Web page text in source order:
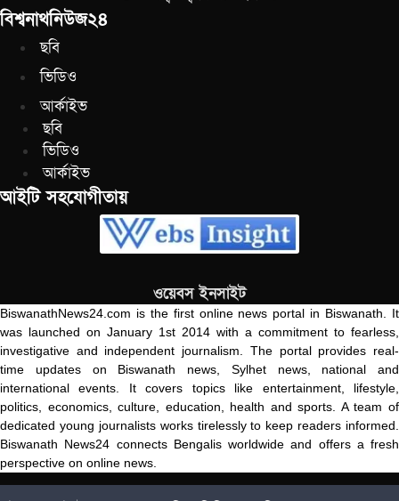
বিশ্বনাথনিউজ২৪
ছবি
ভিডিও
আর্কাইভ
ছবি
ভিডিও
আর্কাইভ
আইটি সহযোগীতায়
ওয়েবস ইনসাইট
BiswanathNews24.com is the first online news portal in Biswanath. It
was launched on January 1st 2014 with a commitment to fearless,
investigative and independent journalism. The portal provides real-
time updates on Biswanath news, Sylhet news, national and
international events. It covers topics like entertainment, lifestyle,
politics, economics, culture, education, health and sports. A team of
dedicated young journalists works tirelessly to keep readers informed.
Biswanath News24 connects Bengalis worldwide and offers a fresh
perspective on online news.